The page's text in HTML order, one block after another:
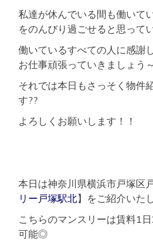
私達が休んでいる間も働いて
をのんびり過ごせると思って
働いているすべての人に感謝
お仕事頑張っていきましょう
それでは本日もさっそく物件
す??
よろしくお願いします！！
本日は神奈川県横浜市戸塚区
リー戸塚駅北】をご紹介いた
こちらのマンスリーは賃料1
可能◎